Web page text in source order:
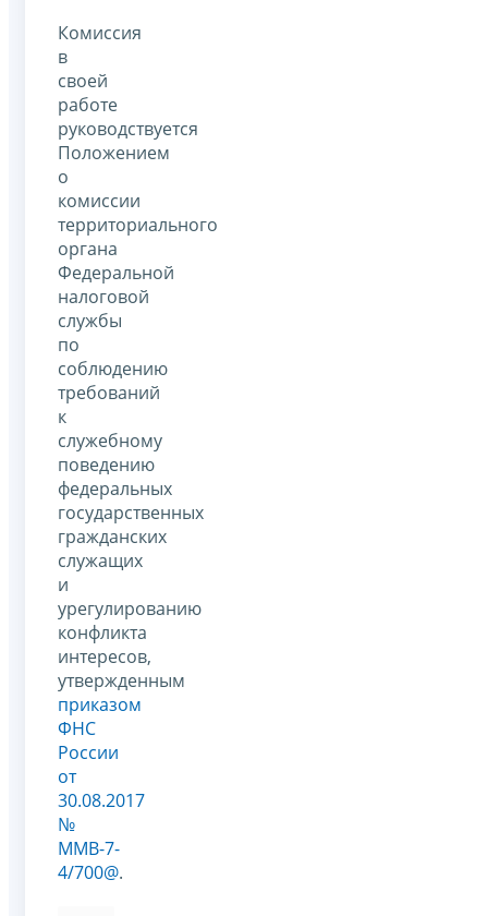
Комиссия
в
своей
работе
руководствуется
Положением
о
комиссии
территориального
органа
Федеральной
налоговой
службы
по
соблюдению
требований
к
служебному
поведению
федеральных
государственных
гражданских
служащих
и
урегулированию
конфликта
интересов,
утвержденным
приказом
ФНС
России
от
30.08.2017
№
ММВ-7-
4/700@.